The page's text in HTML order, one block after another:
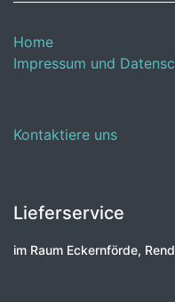
Home
Impressum und
Kontaktiere uns
Lieferservice
im Raum Eckernförde,